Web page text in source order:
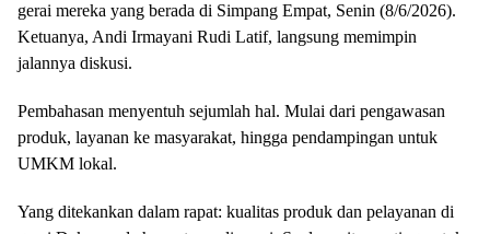
gerai mereka yang berada di Simpang Empat, Senin (8/6/2026).
Ketuanya, Andi Irmayani Rudi Latif, langsung memimpin
jalannya diskusi.
Pembahasan menyentuh sejumlah hal. Mulai dari pengawasan
produk, layanan ke masyarakat, hingga pendampingan untuk
UMKM lokal.
Yang ditekankan dalam rapat: kualitas produk dan pelayanan di